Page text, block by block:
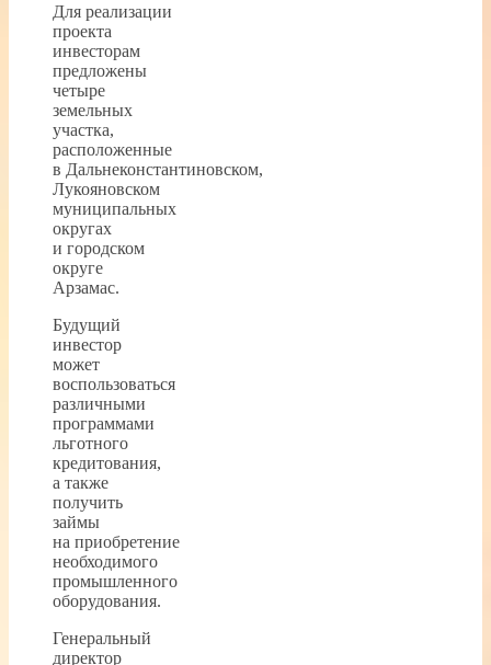
Для реализации
проекта
инвесторам
предложены
четыре
земельных
участка,
расположенные
в Дальнеконстантиновском,
Лукояновском
муниципальных
округах
и городском
округе
Арзамас.
Будущий
инвестор
может
воспользоваться
различными
программами
льготного
кредитования,
а также
получить
займы
на приобретение
необходимого
промышленного
оборудования.
Генеральный
директор